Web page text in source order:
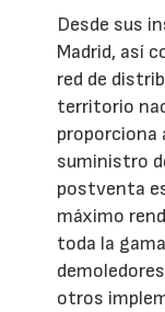
Desde sus
Madrid, así
red de
territorio
suministro
postventa
máximo
toda la
otros